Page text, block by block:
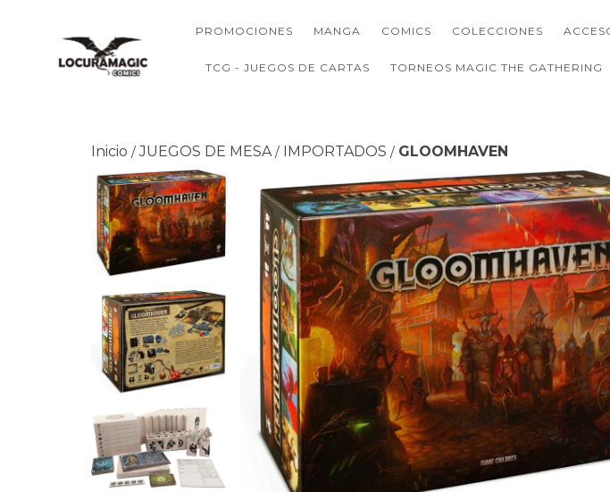
PROMOCIONES MANGA COMICS COLECCIONES
TCG - JUEGOS DE CARTAS TORNEOS MAGIC THE GATHERING
Inicio / JUEGOS DE MESA / IMPORTADOS / GLOOMHAVEN